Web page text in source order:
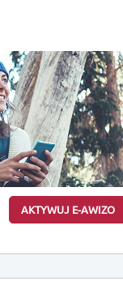
AKTYWUJ E-AWIZO